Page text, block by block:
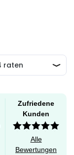
Zufriedene
Kunden
Alle
Bewertungen